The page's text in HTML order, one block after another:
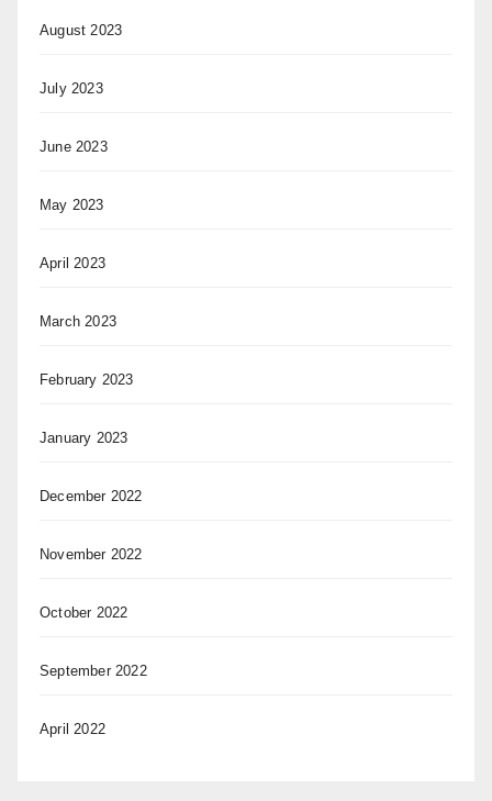
August 2023
July 2023
June 2023
May 2023
April 2023
March 2023
February 2023
January 2023
December 2022
November 2022
October 2022
September 2022
April 2022